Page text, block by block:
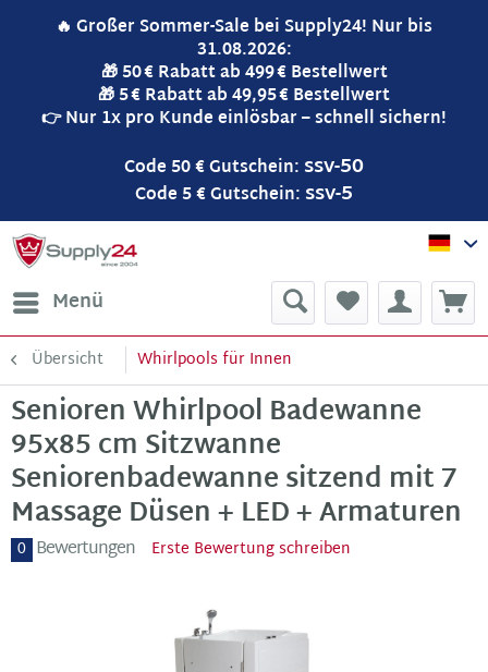
🔥 Großer Sommer-Sale bei Supply24! Nur bis
31.08.2026:
🎁 50 € Rabatt ab 499 € Bestellwert
🎁 5 € Rabatt ab 49,95 € Bestellwert
👉 Nur 1x pro Kunde einlösbar – schnell sichern!
Code 50 € Gutschein: ssv-50
Code 5 € Gutschein: ssv-5
Menü
Übersicht Whirlpools für Innen
Senioren Whirlpool Badewanne
95x85 cm Sitzwanne
Seniorenbadewanne sitzend mit 7
Massage Düsen + LED + Armaturen
0 Bewertungen Erste Bewertung schreiben